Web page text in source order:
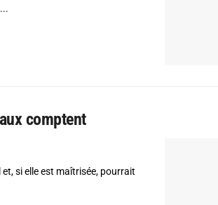
comptent
si elle est maîtrisée, pourrait